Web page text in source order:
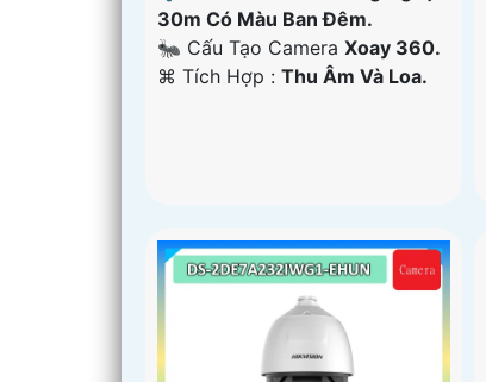
30m Có Màu Ban Ðêm.
🐜 Cấu Tạo Camera Xoay 360.
️⌘ Tích Hợp : Thu Âm Và Loa.